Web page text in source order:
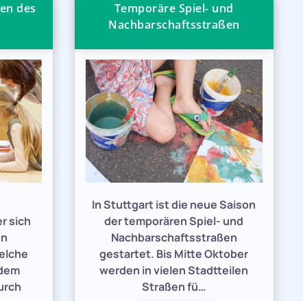
des
sich
Temporäre Spiel- und
Nachbarschaftsstraßen
In Stuttgart ist die neue Saison
der temporären Spiel- und
Nachbarschaftsstraßen
gestartet. Bis Mitte Oktober
werden in vielen Stadtteilen
Straßen fü…